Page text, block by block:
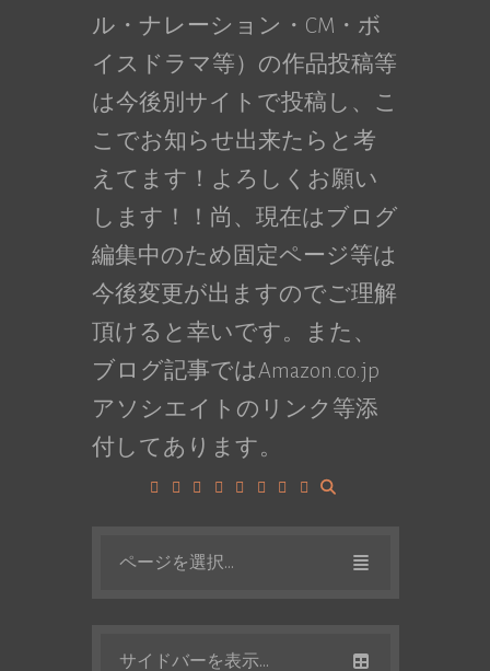
ル・ナレーション・CM・ボ
イスドラマ等）の作品投稿等
は今後別サイトで投稿し、こ
こでお知らせ出来たらと考
えてます！よろしくお願い
します！！尚、現在はブログ
編集中のため固定ページ等は
今後変更が出ますのでご理解
頂けると幸いです。また、
ブログ記事ではAmazon.co.jp
アソシエイトのリンク等添
付してあります。
ページを選択...
サイドバーを表示...